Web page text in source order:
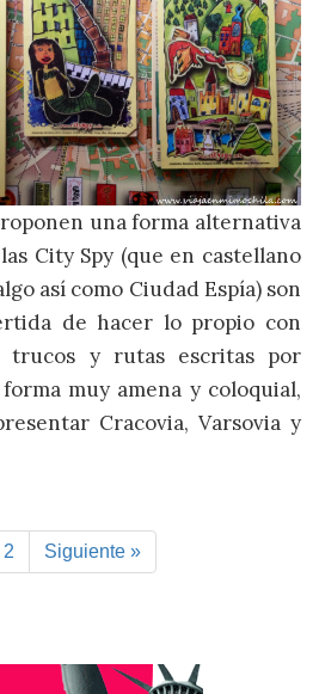
una forma alternativa
City Spy (que en castellano
así como Ciudad Espía) son
de hacer lo propio con
trucos y rutas escritas por
muy amena y coloquial,
Cracovia, Varsovia y
2 Siguiente »